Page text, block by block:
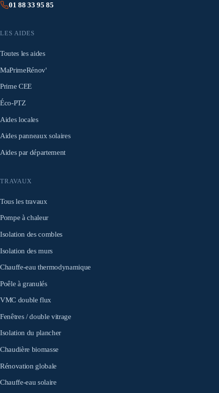
01 88 33 95 85
LES AIDES
Toutes les aides
MaPrimeRénov'
Prime CEE
Éco-PTZ
Aides locales
Aides panneaux solaires
Aides par département
TRAVAUX
Tous les travaux
Pompe à chaleur
Isolation des combles
Isolation des murs
Chauffe-eau thermodynamique
Poêle à granulés
VMC double flux
Fenêtres / double vitrage
Isolation du plancher
Chaudière biomasse
Rénovation globale
Chauffe-eau solaire